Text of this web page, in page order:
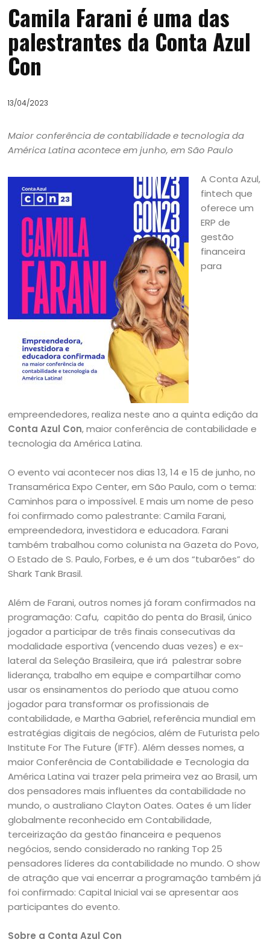
Camila Farani é uma das
palestrantes da Conta Azul
Con
13/04/2023
Maior conferência de contabilidade e tecnologia da
América Latina acontece em junho, em São Paulo
A Conta Azul,
fintech que
oferece um
ERP de
gestão
financeira
para
empreendedores, realiza neste ano a quinta edição da
Conta Azul Con, maior conferência de contabilidade e
tecnologia da América Latina.
O evento vai acontecer nos dias 13, 14 e 15 de junho, no
Transamérica Expo Center, em São Paulo, com o tema:
Caminhos para o impossível. E mais um nome de peso
foi confirmado como palestrante: Camila Farani,
empreendedora, investidora e educadora. Farani
também trabalhou como colunista na Gazeta do Povo,
O Estado de S. Paulo, Forbes, e é um dos “tubarões” do
Shark Tank Brasil.
Além de Farani, outros nomes já foram confirmados na
programação: Cafu, capitão do penta do Brasil, único
jogador a participar de três finais consecutivas da
modalidade esportiva (vencendo duas vezes) e ex-
lateral da Seleção Brasileira, que irá palestrar sobre
liderança, trabalho em equipe e compartilhar como
usar os ensinamentos do período que atuou como
jogador para transformar os profissionais de
contabilidade, e Martha Gabriel, referência mundial em
estratégias digitais de negócios, além de Futurista pelo
Institute For The Future (IFTF). Além desses nomes, a
maior Conferência de Contabilidade e Tecnologia da
América Latina vai trazer pela primeira vez ao Brasil, um
dos pensadores mais influentes da contabilidade no
mundo, o australiano Clayton Oates. Oates é um líder
globalmente reconhecido em Contabilidade,
terceirização da gestão financeira e pequenos
negócios, sendo considerado no ranking Top 25
pensadores líderes da contabilidade no mundo. O show
de atração que vai encerrar a programação também já
foi confirmado: Capital Inicial vai se apresentar aos
participantes do evento.
Sobre a Conta Azul Con